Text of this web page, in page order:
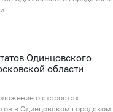
Одинцовского
области
о старостах
в Одинцовском городском